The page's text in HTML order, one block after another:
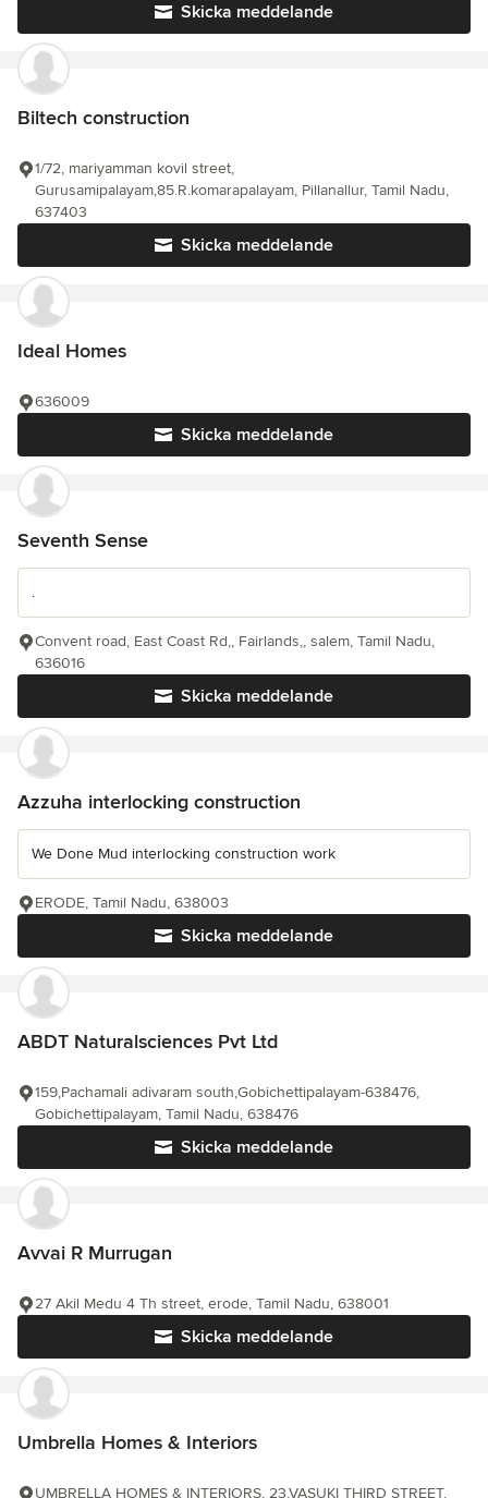
Skicka meddelande
Biltech construction
Skicka meddelande
1/72, mariyamman kovil street,
Gurusamipalayam,85.R.komarapalayam, Pillanallur, Tamil Nadu,
637403
Ideal Homes
Skicka meddelande
636009
Seventh Sense
.
Skicka meddelande
Convent road, East Coast Rd,, Fairlands,, salem, Tamil Nadu,
636016
Azzuha interlocking construction
We Done Mud interlocking construction work
Skicka meddelande
ERODE, Tamil Nadu, 638003
ABDT Naturalsciences Pvt Ltd
Skicka meddelande
159,Pachamali adivaram south,Gobichettipalayam-638476,
Gobichettipalayam, Tamil Nadu, 638476
Avvai R Murrugan
Skicka meddelande
27 Akil Medu 4 Th street, erode, Tamil Nadu, 638001
Umbrella Homes & Interiors
UMBRELLA HOMES & INTERIORS, 23,VASUKI THIRD STREET,